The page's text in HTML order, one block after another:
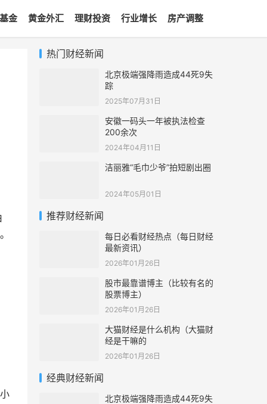
金 黄金外汇 理财投资 行业增长 房产调整
热门财经新闻
北京极端强降雨造成44死9失
踪
2025年07月31日
安徽一码头一年被执法检查
200余次
2024年04月11日
洁丽雅“毛巾少爷”拍短剧出圈
2024年05月01日
推荐财经新闻
每日必看财经热点（每日财经
最新资讯）
2026年01月26日
股市最靠谱博主（比较有名的
股票博主）
2026年01月26日
大猫财经是什么机构（大猫财
经是干嘛的
2026年01月26日
经典财经新闻
北京极端强降雨造成44死9失